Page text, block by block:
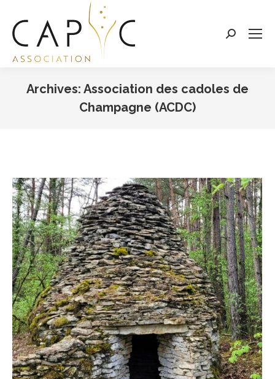
Search:
Archives: Association des cadoles de
Champagne (ACDC)